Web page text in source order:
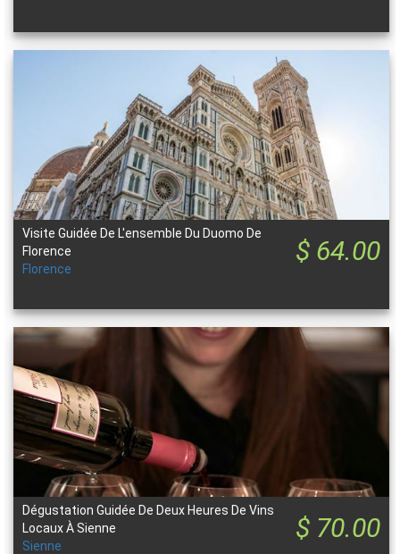
$ 64.00
Visite Guidée De L'ensemble Du Duomo De
Florence
Florence
$ 70.00
Dégustation Guidée De Deux Heures De Vins
Locaux À Sienne
Sienne